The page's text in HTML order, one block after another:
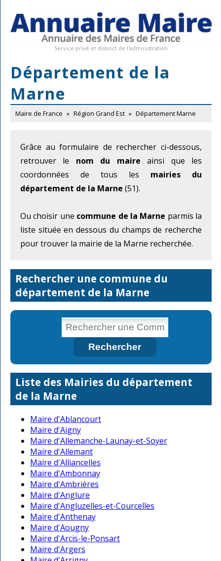
Service privé et distinct de l'administration
Département de la
Marne
Maire de France » Région Grand Est » Département Marne
Grâce au formulaire de rechercher ci-dessous,
retrouver le nom du maire ainsi que les
coordonnées de tous les mairies du
département de la Marne (51).
Ou choisir une commune de la Marne parmis la
liste située en dessous du champs de recherche
pour trouver la mairie de la Marne recherchée.
Rechercher une commune du
département de la Marne
Liste des Mairies du département
de la Marne
Maire d'Ablancourt
Maire d'Aigny
Maire d'Allemanche-Launay-et-Soyer
Maire d'Allemant
Maire d'Alliancelles
Maire d'Ambonnay
Maire d'Ambrières
Maire d'Anglure
Maire d'Angluzelles-et-Courcelles
Maire d'Anthenay
Maire d'Aougny
Maire d'Arcis-le-Ponsart
Maire d'Argers